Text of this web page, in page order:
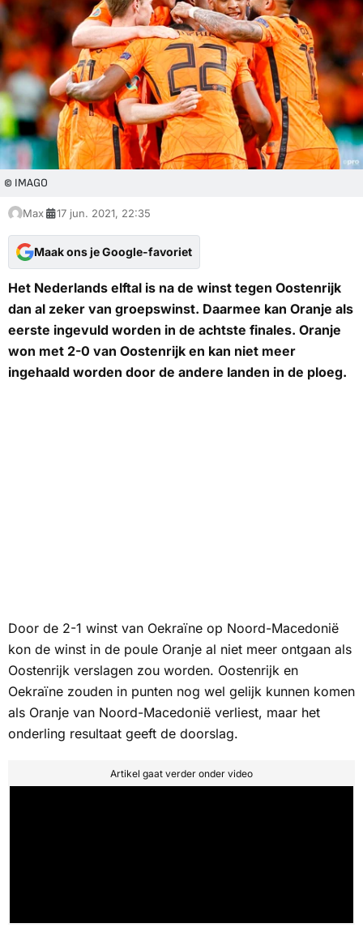
© IMAGO
Max 17 jun. 2021, 22:35
Maak ons je Google-favoriet
Het Nederlands elftal is na de winst tegen Oostenrijk
dan al zeker van groepswinst. Daarmee kan Oranje als
eerste ingevuld worden in de achtste finales. Oranje
won met 2-0 van Oostenrijk en kan niet meer
ingehaald worden door de andere landen in de ploeg.
Door de 2-1 winst van Oekraïne op Noord-Macedonië
kon de winst in de poule Oranje al niet meer ontgaan als
Oostenrijk verslagen zou worden. Oostenrijk en
Oekraïne zouden in punten nog wel gelijk kunnen komen
als Oranje van Noord-Macedonië verliest, maar het
onderling resultaat geeft de doorslag.
Artikel gaat verder onder video